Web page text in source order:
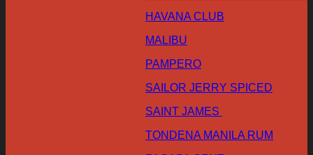
HAVANA CLUB
MALIBU
PAMPERO
SAILOR JERRY SPICED
SAINT JAMES
TONDENA MANILA RUM